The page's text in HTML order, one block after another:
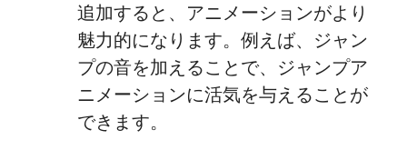
追加すると、アニメーションがより
魅力的になります。例えば、ジャン
プの音を加えることで、ジャンプア
ニメーションに活気を与えることが
できます。